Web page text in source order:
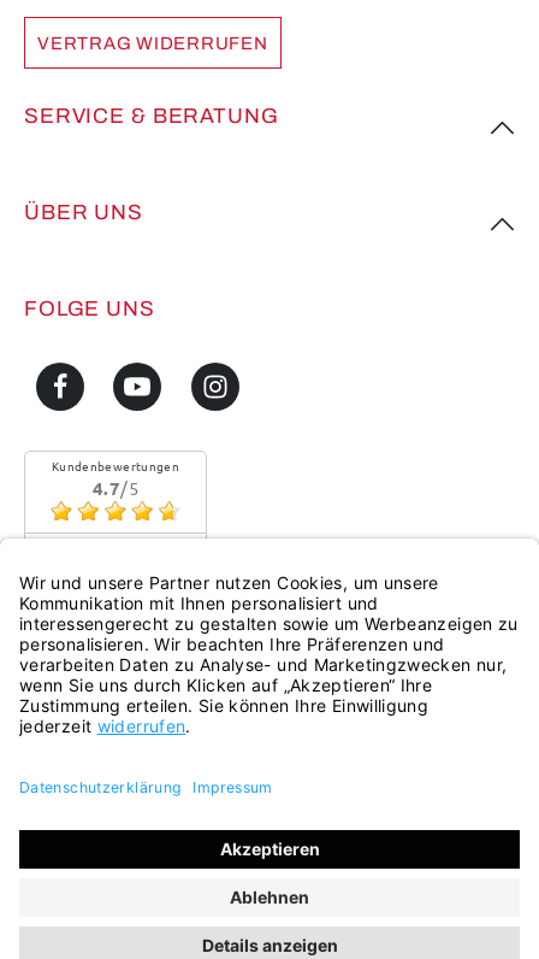
VERTRAG WIDERRUFEN
SERVICE & BERATUNG
ÜBER UNS
FOLGE UNS
Kundenbewertungen
4.7/5
eKomi
© 2026 ara Onlineshop
und ggf. Nachnahmegebühren, wenn nicht anders
angegeben.